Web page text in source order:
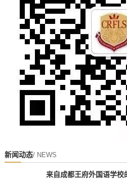
新闻动态/ NEWS
来自成都王府外国语学校